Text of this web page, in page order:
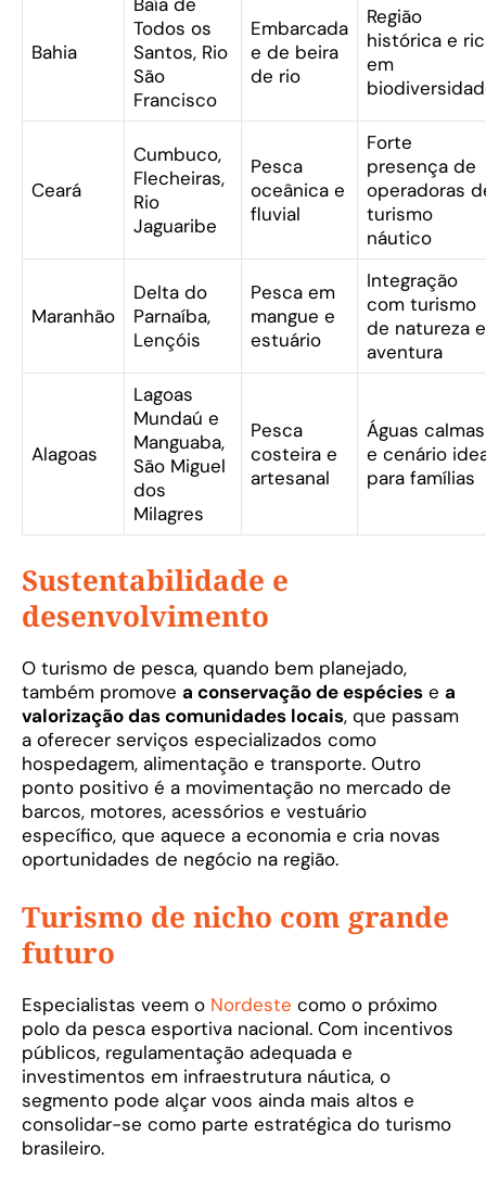
Bahia
Todos os
Santos, Rio
São
Francisco
Embarcada
e de beira
de rio
Região
histórica e
em
Ceará
Cumbuco,
Flecheiras,
Rio
Jaguaribe
Pesca
oceânica e
fluvial
Forte
presença de
operadoras
turismo
náutico
Maranhão
Delta do
Parnaíba,
Lençóis
Pesca em
mangue e
estuário
Integração
com turismo
de natureza e
aventura
Alagoas
Lagoas
Mundaú e
Manguaba,
São Miguel
dos
Milagres
Pesca
costeira e
artesanal
Águas calmas
e cenário
para famílias
Sustentabilidade e
desenvolvimento
O turismo de pesca, quando bem planejado,
também promove a conservação de espécies e a
valorização das comunidades locais, que passam
a oferecer serviços especializados como
hospedagem, alimentação e transporte. Outro
ponto positivo é a movimentação no mercado de
barcos, motores, acessórios e vestuário
específico, que aquece a economia e cria novas
oportunidades de negócio na região.
Turismo de nicho com grande
futuro
Especialistas veem o Nordeste como o próximo
polo da pesca esportiva nacional. Com incentivos
públicos, regulamentação adequada e
investimentos em infraestrutura náutica, o
segmento pode alçar voos ainda mais altos e
consolidar-se como parte estratégica do turismo
brasileiro.